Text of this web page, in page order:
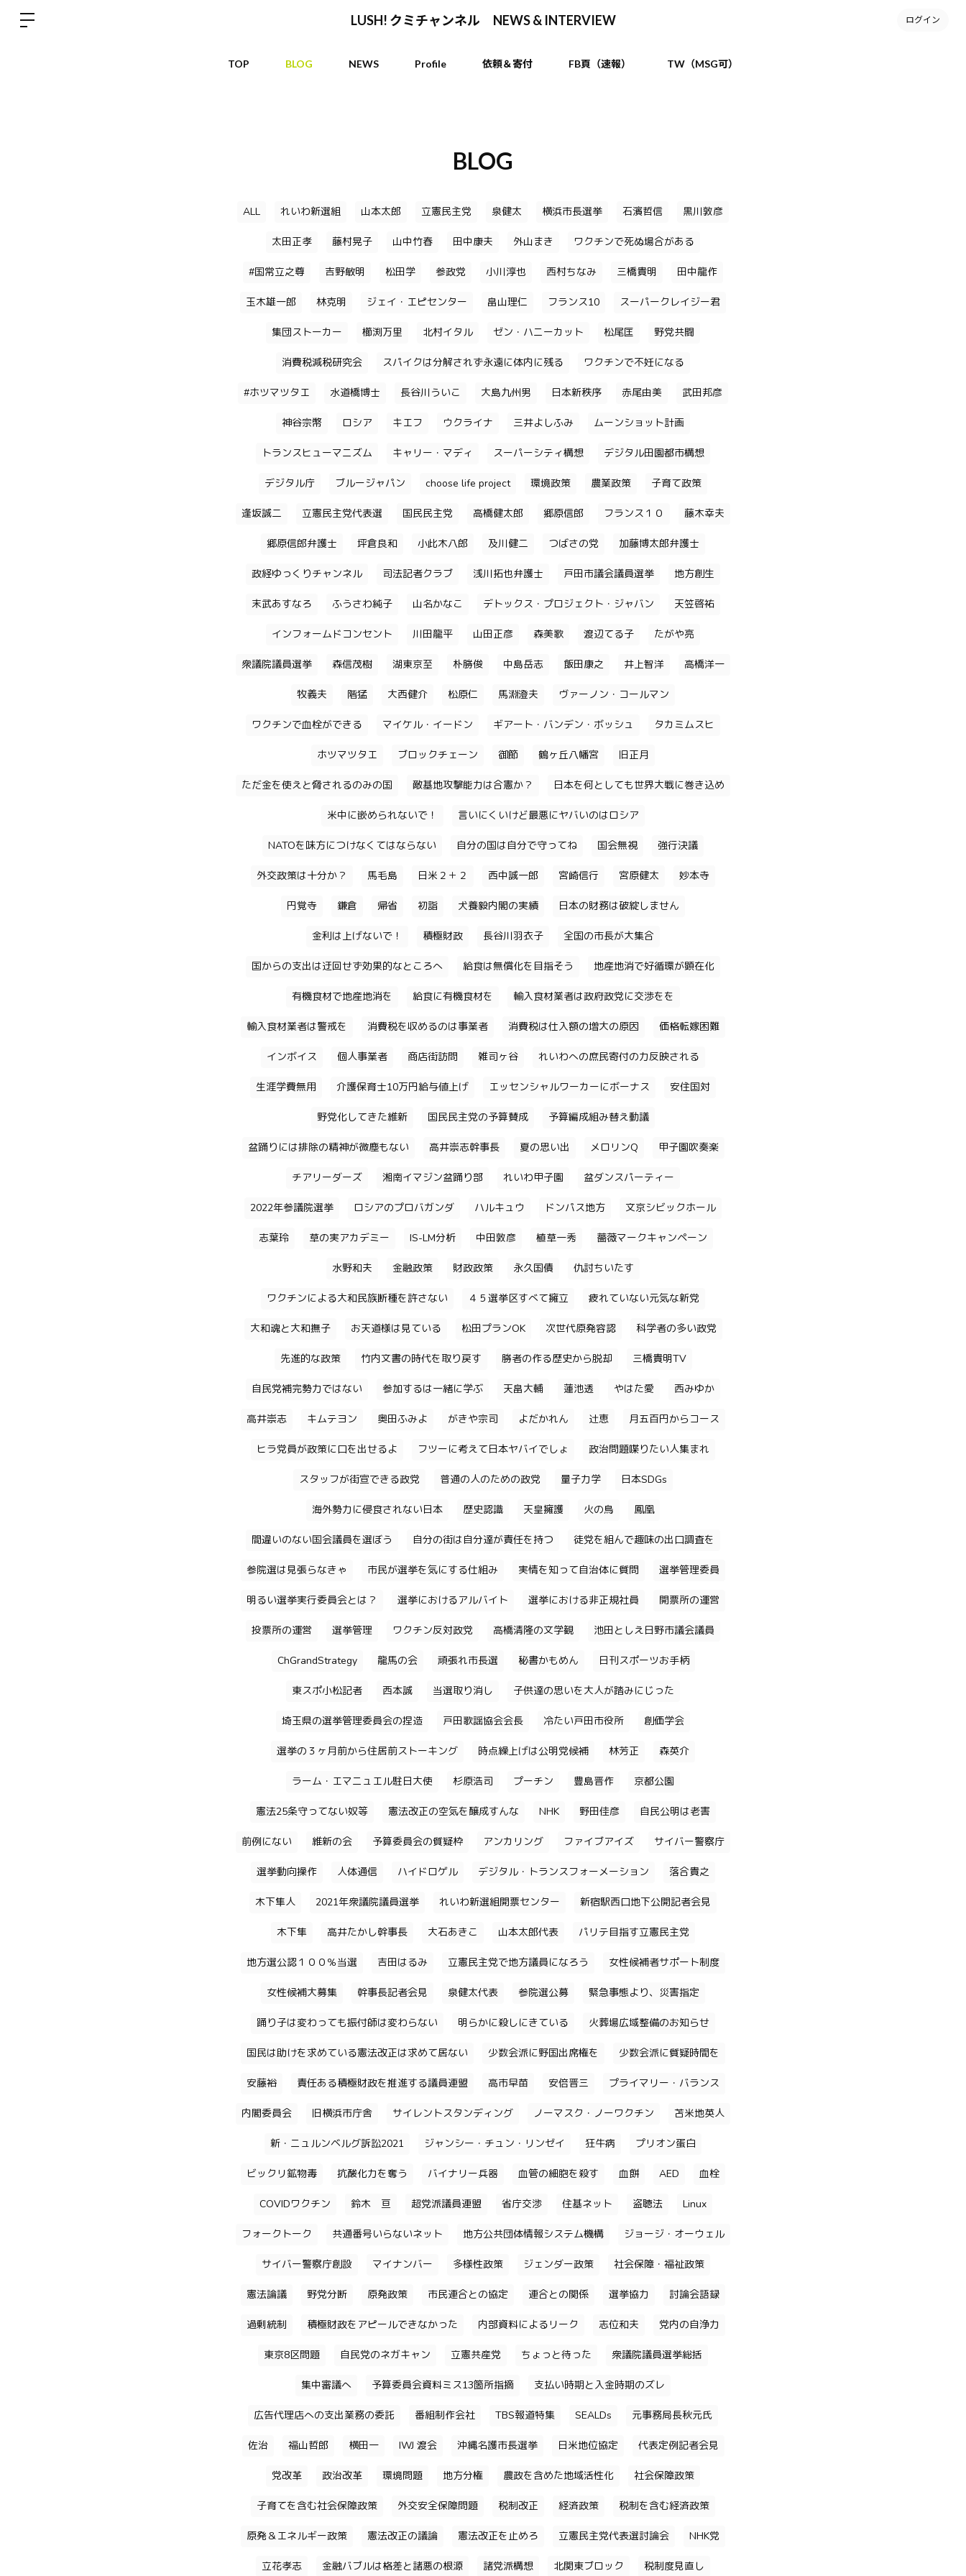
LUSH! クミチャンネル NEWS & INTERVIEW ログイン
TOP BLOG NEWS Profile 依頼＆寄付 FB頁（速報） TW（MSG可）
BLOG
ALL れいわ新選組 山本太郎 立憲民主党 泉健太 横浜市長選挙 石濱哲信 黒川敦彦
太田正孝 藤村晃子 山中竹春 田中康夫 外山まき ワクチンで死ぬ場合がある
#国常立之尊 吉野敏明 松田学 参政党 小川淳也 西村ちなみ 三橋貴明 田中龍作
玉木雄一郎 林克明 ジェイ・エピセンター 畠山理仁 フランス10 スーパークレイジー君
集団ストーカー 櫛渕万里 北村イタル ゼン・ハニーカット 松尾匡 野党共闘
消費税減税研究会 スパイクは分解されず永遠に体内に残る ワクチンで不妊になる
#ホツマツタエ 水道橋博士 長谷川ういこ 大島九州男 日本新秩序 赤尾由美 武田邦彦
神谷宗幣 ロシア キエフ ウクライナ 三井よしふみ ムーンショット計画
トランスヒューマニズム キャリー・マディ スーパーシティ構想 デジタル田園都市構想
デジタル庁 ブルージャパン choose life project 環境政策 農業政策 子育て政策
逢坂誠二 立憲民主党代表選 国民民主党 高橋健太郎 郷原信郎 フランス１０ 藤木幸夫
郷原信郎弁護士 坪倉良和 小此木八郎 及川健二 つばさの党 加藤博太郎弁護士
政経ゆっくりチャンネル 司法記者クラブ 浅川拓也弁護士 戸田市議会議員選挙 地方創生
末武あすなろ ふうさわ純子 山名かなこ デトックス・プロジェクト・ジャバン 天笠啓祐
インフォームドコンセント 川田龍平 山田正彦 森美歌 渡辺てる子 たがや亮
衆議院議員選挙 森信茂樹 湖東京至 朴勝俊 中島岳志 飯田康之 井上智洋 高橋洋一
牧義夫 階猛 大西健介 松原仁 馬淵澄夫 ヴァーノン・コールマン
ワクチンで血栓ができる マイケル・イードン ギアート・バンデン・ボッシュ タカミムスヒ
ホツマツタエ ブロックチェーン 御節 鶴ヶ丘八幡宮 旧正月
ただ金を使えと脅されるのみの国 敵基地攻撃能力は合憲か？ 日本を何としても世界大戦に巻き込め
米中に嵌められないで！ 言いにくいけど最悪にヤバいのはロシア
NATOを味方につけなくてはならない 自分の国は自分で守ってね 国会無視 強行決議
外交政策は十分か？ 馬毛島 日米２＋２ 西中誠一郎 宮崎信行 宮原健太 妙本寺
円覚寺 鎌倉 帰省 初詣 犬養毅内閣の実績 日本の財務は破綻しません
金利は上げないで！ 積極財政 長谷川羽衣子 全国の市長が大集合
国からの支出は迂回せず効果的なところへ 給食は無償化を目指そう 地産地消で好循環が顕在化
有機食材で地産地消を 給食に有機食材を 輸入食材業者は政府政党に交渉をを
輸入食材業者は警戒を 消費税を収めるのは事業者 消費税は仕入額の増大の原因 価格転嫁困難
インボイス 個人事業者 商店街訪問 雑司ヶ谷 れいわへの庶民寄付の力反映される
生涯学費無用 介護保育士10万円給与値上げ エッセンシャルワーカーにボーナス 安住国対
野党化してきた維新 国民民主党の予算賛成 予算編成組み替え動議
盆踊りには排除の精神が微塵もない 高井崇志幹事長 夏の思い出 メロリンQ 甲子園吹奏楽
チアリーダーズ 湘南イマジン盆踊り部 れいわ甲子園 盆ダンスパーティー
2022年参議院選挙 ロシアのプロバガンダ ハルキュウ ドンパス地方 文京シビックホール
志葉玲 草の実アカデミー IS-LM分析 中田敦彦 植草一秀 薔薇マークキャンペーン
水野和夫 金融政策 財政政策 永久国債 仇討ちいたす
ワクチンによる大和民族断種を許さない ４５選挙区すべて擁立 疲れていない元気な新党
大和魂と大和撫子 お天道様は見ている 松田プランOK 次世代原発容認 科学者の多い政党
先進的な政策 竹内文書の時代を取り戻す 勝者の作る歴史から脱却 三橋貴明TV
自民党補完勢力ではない 参加するは一緒に学ぶ 天畠大輔 蓮池透 やはた愛 西みゆか
高井崇志 キムテヨン 奥田ふみよ がきや宗司 よだかれん 辻恵 月五百円からコース
ヒラ党員が政策に口を出せるよ フツーに考えて日本ヤバイでしょ 政治問題喋りたい人集まれ
スタッフが街宣できる政党 普通の人のための政党 量子力学 日本SDGs
海外勢力に侵食されない日本 歴史認識 天皇擁護 火の鳥 鳳凰
間違いのない国会議員を選ぼう 自分の街は自分達が責任を持つ 徒党を組んで趣味の出口調査を
参院選は見張らなきゃ 市民が選挙を気にする仕組み 実情を知って自治体に質問 選挙管理委員
明るい選挙実行委員会とは？ 選挙におけるアルバイト 選挙における非正規社員 開票所の運営
投票所の運営 選挙管理 ワクチン反対政党 高橋清隆の文学観 池田としえ日野市議会議員
ChGrandStrategy 龍馬の会 頑張れ市長選 秘書かもめん 日刊スポーツお手柄
東スポ小松記者 西本誠 当選取り消し 子供達の思いを大人が踏みにじった
埼玉県の選挙管理委員会の捏造 戸田歌謡協会会長 冷たい戸田市役所 創価学会
選挙の３ヶ月前から住居前ストーキング 時点繰上げは公明党候補 林芳正 森英介
ラーム・エマニュエル駐日大使 杉原浩司 プーチン 豊島晋作 京都公園
憲法25条守ってない奴等 憲法改正の空気を醸成すんな NHK 野田佳彦 自民公明は老害
前例にない 維新の会 予算委員会の質疑枠 アンカリング ファイブアイズ サイバー警察庁
選挙動向操作 人体通信 ハイドロゲル デジタル・トランスフォーメーション 落合貴之
木下隼人 2021年衆議院議員選挙 れいわ新選組開票センター 新宿駅西口地下公開記者会見
木下隼 高井たかし幹事長 大石あきこ 山本太郎代表 パリテ目指す立憲民主党
地方選公認１００％当選 吉田はるみ 立憲民主党で地方議員になろう 女性候補者サポート制度
女性候補大募集 幹事長記者会見 泉健太代表 参院選公募 緊急事態より、災害指定
踊り子は変わっても振付師は変わらない 明らかに殺しにきている 火葬場広域整備のお知らせ
国民は助けを求めている憲法改正は求めて居ない 少数会派に野国出席権を 少数会派に質疑時間を
安藤裕 責任ある積極財政を推進する議員連盟 高市早苗 安倍晋三 プライマリー・バランス
内閣委員会 旧横浜市庁舎 サイレントスタンディング ノーマスク・ノーワクチン 苫米地英人
新・ニュルンベルグ訴訟2021 ジャンシー・チュン・リンゼイ 狂牛病 プリオン蛋白
ビックリ鉱物毒 抗酸化力を奪う バイナリー兵器 血管の細胞を殺す 血餅 AED 血栓
COVIDワクチン 鈴木 亘 超党派議員連盟 省庁交渉 住基ネット 盗聴法 Linux
フォークトーク 共通番号いらないネット 地方公共団体情報システム機構 ジョージ・オーウェル
サイバー警察庁創設 マイナンバー 多様性政策 ジェンダー政策 社会保障・福祉政策
憲法論議 野党分断 原発政策 市民連合との協定 連合との関係 選挙協力 討論会語録
過剰統制 積極財政をアピールできなかった 内部資料によるリーク 志位和夫 党内の自浄力
東京8区問題 自民党のネガキャン 立憲共産党 ちょっと待った 衆議院議員選挙総括
集中審議へ 予算委員会資料ミス13箇所指摘 支払い時期と入金時期のズレ
広告代理店への支出業務の委託 番組制作会社 TBS報道特集 SEALDs 元事務局長秋元氏
佐治 福山哲郎 横田一 IWJ 渡会 沖縄名護市長選挙 日米地位協定 代表定例記者会見
党改革 政治改革 環境問題 地方分権 農政を含めた地域活性化 社会保障政策
子育てを含む社会保障政策 外交安全保障問題 税制改正 経済政策 税制を含む経済政策
原発＆エネルギー政策 憲法改正の議論 憲法改正を止めろ 立憲民主党代表選討論会 NHK党
立花孝志 金融バブルは格差と諸悪の根源 諸党派構想 北関東ブロック 税制度見直し